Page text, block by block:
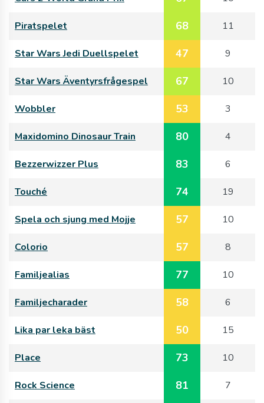
Piratspelet 68 11
Star Wars Jedi Duellspelet 47 9
Star Wars Äventyrsfrågespel 67 10
Wobbler 53 3
Maxidomino Dinosaur Train 80 4
Bezzerwizzer Plus 83 6
Touché 74 19
Spela och sjung med Mojje 57 10
Colorio 57 8
Familjealias 77 10
Familjecharader 58 6
Lika par leka bäst 50 15
Place 73 10
Rock Science 81 7